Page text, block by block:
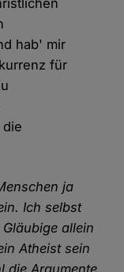
hab' mir
für
ja
Ich selbst
allein
Atheist sein